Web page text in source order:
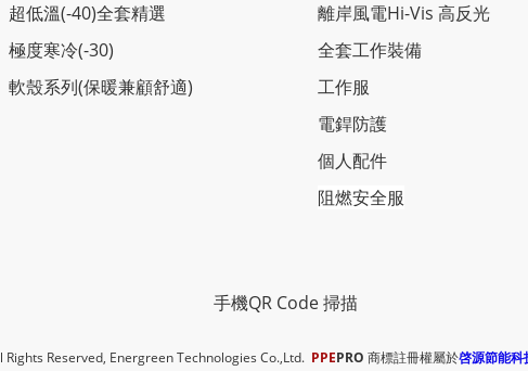
超低溫(-40)全套精選
極度寒冷(-30)
軟殼系列(保暖兼顧舒適)
離岸風電Hi-Vis 高反光
全套工作裝備
工作服
電銲防護
個人配件
阻燃安全服
手機QR Code 掃描
Rights Reserved, Energreen Technologies Co.,Ltd. PPEPRO 商標註冊權屬於啓源節能科